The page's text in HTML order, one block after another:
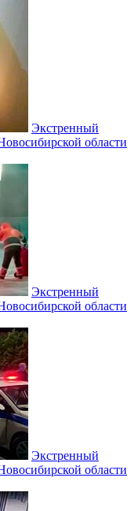
Экстренный
области
Экстренный
области
Экстренный
области